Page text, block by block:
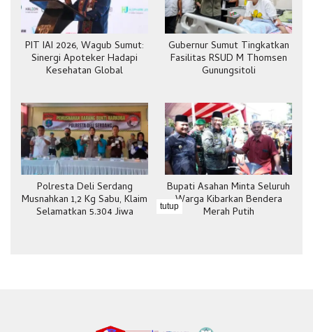
PIT IAI 2026, Wagub Sumut:
Sinergi Apoteker Hadapi
Kesehatan Global
Gubernur Sumut Tingkatkan
Fasilitas RSUD M Thomsen
Gunungsitoli
Polresta Deli Serdang
Musnahkan 1,2 Kg Sabu, Klaim
Selamatkan 5.304 Jiwa
Bupati Asahan Minta Seluruh
Warga Kibarkan Bendera
Merah Putih
tutup